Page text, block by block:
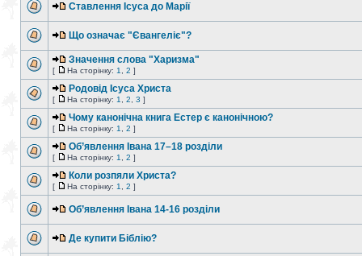
Ставлення Ісуса до Марії
Що означає "Євангеліє"?
Значення слова "Харизма"
[ На сторінку: 1 2 ]
Родовід Ісуса Христа
[ На сторінку: 1 2 3 ]
Чому канонічна книга Естер є канонічною?
[ На сторінку: 1 2 ]
Об’явлення Івана 17–18 розділи
[ На сторінку: 1 2 ]
Коли розпяли Христа?
[ На сторінку: 1 2 ]
Об’явлення Івана 14-16 розділи
Де купити Біблію?